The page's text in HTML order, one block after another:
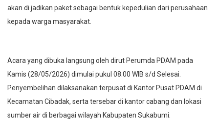
akan di jadikan paket sebagai bentuk kepedulian dari perusahaan
kepada warga masyarakat.
Acara yang dibuka langsung oleh dirut Perumda PDAM pada
Kamis (28/05/2026) dimulai pukul 08.00 WIB s/d Selesai.
Penyembelihan dilaksanakan terpusat di Kantor Pusat PDAM di
Kecamatan Cibadak, serta tersebar di kantor cabang dan lokasi
sumber air di berbagai wilayah Kabupaten Sukabumi.